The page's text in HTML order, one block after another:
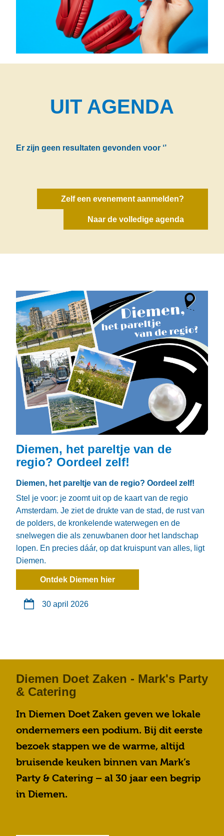
UIT AGENDA
Er zijn geen resultaten gevonden voor ‘’
Zelf een evenement aanmelden?
Naar de volledige agenda
Diemen, het pareltje van de
regio? Oordeel zelf!
Diemen, het pareltje van de regio? Oordeel zelf!
Stel je voor: je zoomt uit op de kaart van de regio
Amsterdam. Je ziet de drukte van de stad, de rust van
de polders, de kronkelende waterwegen en de
snelwegen die als zenuwbanen door het landschap
lopen. En precies dáár, op dat kruispunt van alles, ligt
Diemen.
Ontdek Diemen hier
30 april 2026
Diemen Doet Zaken - Mark's Party
& Catering
In Diemen Doet Zaken geven we lokale
ondernemers een podium. Bij dit eerste
bezoek stappen we de warme, altijd
bruisende keuken binnen van Mark’s
Party & Catering – al 30 jaar een begrip
in Diemen.